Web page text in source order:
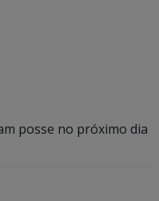
posse no próximo dia